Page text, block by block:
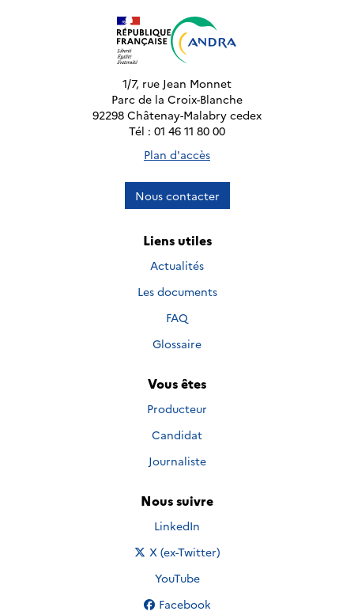
1/7, rue Jean Monnet
Parc de la Croix-Blanche
92298 Châtenay-Malabry cedex
Tél : 01 46 11 80 00
Plan d'accès
Nous contacter
Liens utiles
Actualités
Les documents
FAQ
Glossaire
Vous êtes
Producteur
Candidat
Journaliste
Nous suivre
Nous suivre sur
LinkedIn
Nous suivre sur
X (ex-Twitter)
Nous suivre sur
YouTube
Nous suivre sur
Facebook